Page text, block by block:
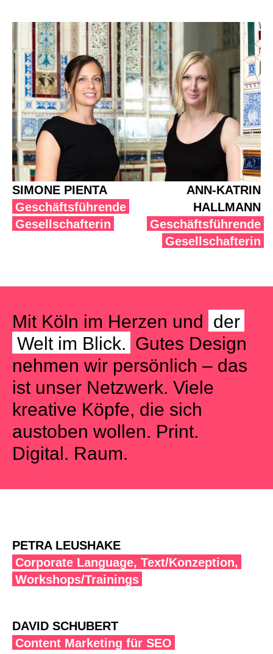
SIMONE PIENTA
Geschäftsführende
Gesellschafterin
ANN-KATRIN
HALLMANN
Geschäftsführende
Gesellschafterin
Mit Köln im Herzen und
der
Welt im Blick. Gutes Design
nehmen wir persönlich – das
ist unser Netzwerk. Viele
kreative Köpfe, die sich
austoben wollen. Print.
Digital. Raum.
PETRA LEUSHAKE
Corporate Language, Text/Konzeption,
Workshops/Trainings
DAVID SCHUBERT
Content Marketing für SEO